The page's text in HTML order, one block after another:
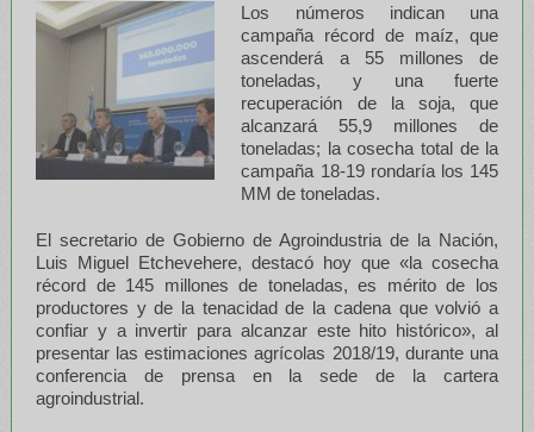
Los números indican una
campaña récord de maíz, que
ascenderá a 55 millones de
toneladas, y una fuerte
recuperación de la soja, que
alcanzará 55,9 millones de
toneladas; la cosecha total de la
campaña 18-19 rondaría los 145
MM de toneladas.
El secretario de Gobierno de Agroindustria de la Nación,
Luis Miguel Etchevehere, destacó hoy que «la cosecha
récord de 145 millones de toneladas, es mérito de los
productores y de la tenacidad de la cadena que volvió a
confiar y a invertir para alcanzar este hito histórico», al
presentar las estimaciones agrícolas 2018/19, durante una
conferencia de prensa en la sede de la cartera
agroindustrial.